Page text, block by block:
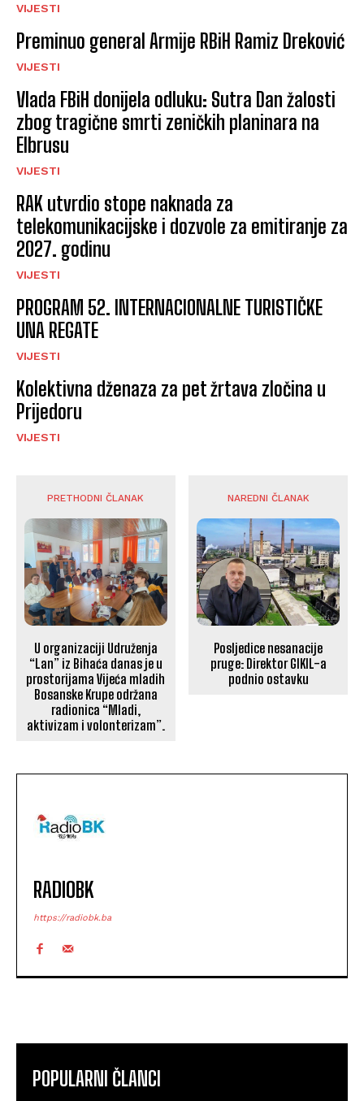
VIJESTI
Preminuo general Armije RBiH Ramiz Dreković
VIJESTI
Vlada FBiH donijela odluku: Sutra Dan žalosti
zbog tragične smrti zeničkih planinara na
Elbrusu
VIJESTI
RAK utvrdio stope naknada za
telekomunikacijske i dozvole za emitiranje za
2027. godinu
VIJESTI
PROGRAM 52. INTERNACIONALNE TURISTIČKE
UNA REGATE
VIJESTI
Kolektivna dženaza za pet žrtava zločina u
Prijedoru
VIJESTI
PRETHODNI ČLANAK
U organizaciji Udruženja
“Lan” iz Bihaća danas je u
prostorijama Vijeća mladih
Bosanske Krupe održana
radionica “Mladi,
aktivizam i volonterizam”.
NAREDNI ČLANAK
Posljedice nesanacije
pruge: Direktor GIKIL-a
podnio ostavku
RADIOBK
https://radiobk.ba
POPULARNI ČLANCI